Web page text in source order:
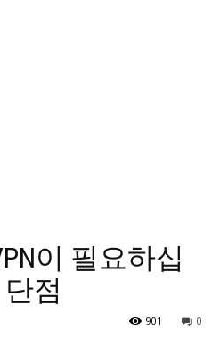
이 필요하십
점
0
901